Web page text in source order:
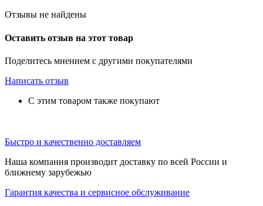
Отзывы не найдены
Оставить отзыв на этот товар
Поделитесь мнением с другими покупателями
Написать отзыв
С этим товаром также покупают
Быстро и качественно доставляем
Наша компания производит доставку по всей России и
ближнему зарубежью
Гарантия качества и сервисное обслуживание